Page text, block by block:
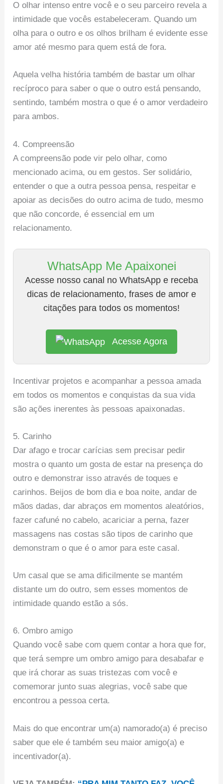
O olhar intenso entre você e o seu parceiro revela a
intimidade que vocês estabeleceram. Quando um
olha para o outro e os olhos brilham é evidente esse
amor até mesmo para quem está de fora.
Aquela velha história também de bastar um olhar
recíproco para saber o que o outro está pensando,
sentindo, também mostra o que é o amor verdadeiro
para ambos.
4. Compreensão
A compreensão pode vir pelo olhar, como
mencionado acima, ou em gestos. Ser solidário,
entender o que a outra pessoa pensa, respeitar e
apoiar as decisões do outro acima de tudo, mesmo
que não concorde, é essencial em um
relacionamento.
WhatsApp Me Apaixonei
Acesse nosso canal no WhatsApp e receba
dicas de relacionamento, frases de amor e
citações para todos os momentos!
Acesse Agora
Incentivar projetos e acompanhar a pessoa amada
em todos os momentos e conquistas da sua vida
são ações inerentes às pessoas apaixonadas.
5. Carinho
Dar afago e trocar carícias sem precisar pedir
mostra o quanto um gosta de estar na presença do
outro e demonstrar isso através de toques e
carinhos. Beijos de bom dia e boa noite, andar de
mãos dadas, dar abraços em momentos aleatórios,
fazer cafuné no cabelo, acariciar a perna, fazer
massagens nas costas são tipos de carinho que
demonstram o que é o amor para este casal.
Um casal que se ama dificilmente se mantém
distante um do outro, sem esses momentos de
intimidade quando estão a sós.
6. Ombro amigo
Quando você sabe com quem contar a hora que for,
que terá sempre um ombro amigo para desabafar e
que irá chorar as suas tristezas com você e
comemorar junto suas alegrias, você sabe que
encontrou a pessoa certa.
Mais do que encontrar um(a) namorado(a) é preciso
saber que ele é também seu maior amigo(a) e
incentivador(a).